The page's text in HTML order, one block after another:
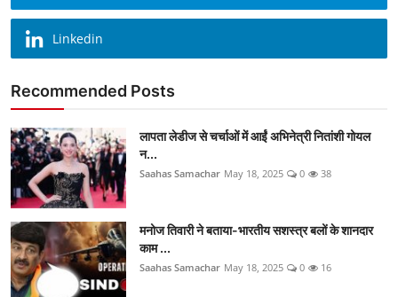
Linkedin
Recommended Posts
लापता लेडीज से चर्चाओं में आईं अभिनेत्री नितांशी गोयल
न...
Saahas Samachar May 18, 2025 0 38
मनोज तिवारी ने बताया-भारतीय सशस्त्र बलों के शानदार
काम ...
Saahas Samachar May 18, 2025 0 16